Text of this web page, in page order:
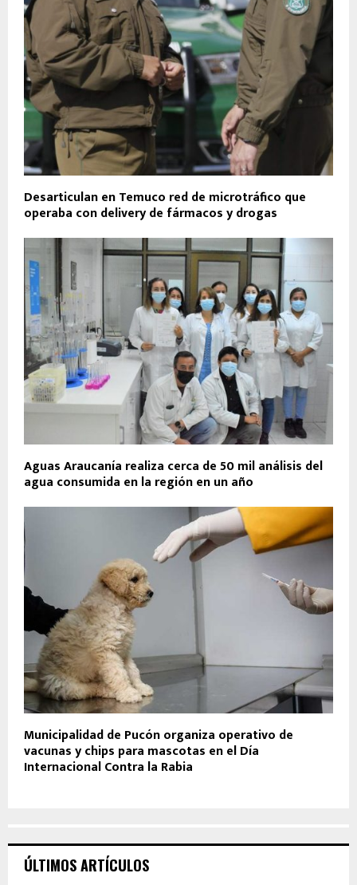
Desarticulan en Temuco red de microtráfico que
operaba con delivery de fármacos y drogas
Aguas Araucanía realiza cerca de 50 mil análisis del
agua consumida en la región en un año
Municipalidad de Pucón organiza operativo de
vacunas y chips para mascotas en el Día
Internacional Contra la Rabia
ÚLTIMOS ARTÍCULOS